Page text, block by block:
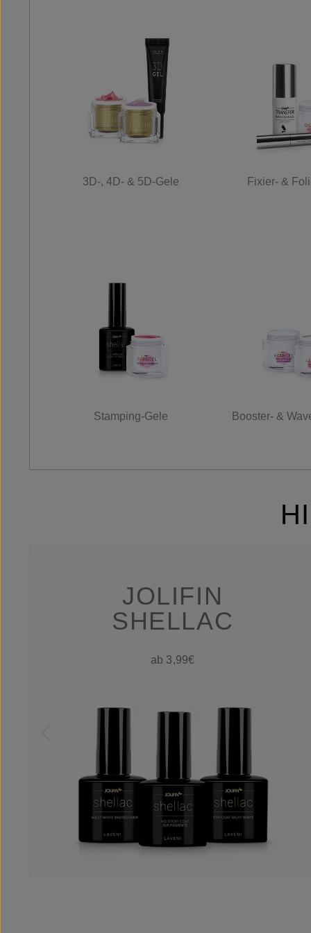
3D-, 4D- & 5D-Gele Fixier- &
Stamping-Gele Booster- &
JOLIFIN
SHELLAC
ab 3,99€